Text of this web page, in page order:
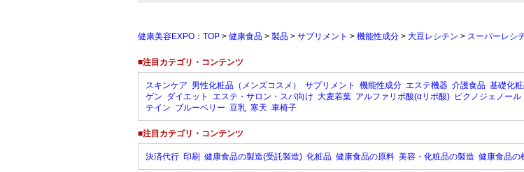
健康美容EXPO：TOP > 健康食品 > 製品 > サプリメント > 機能性成分 > 大豆レシチン > スーパーレシ
■注目カテゴリ・コンテンツ
スキンケア 男性化粧品（メンズコスメ） サプリメント 機能性成分 エステ機器 介護食品 基礎化
ゲン ダイエット エステ・サロン・スパ向け 大麦若葉 アルファリポ酸(αリポ酸) ピクノジェノール
テイン ブルーベリー 豆乳 寒天 車椅子
■注目カテゴリ・コンテンツ
決済代行 印刷 健康食品の製造(受託製造) 化粧品 健康食品の原料 美容・化粧品の製造 健康食品の